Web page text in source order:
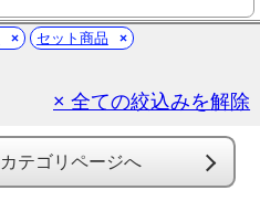
セット商品
× 全ての絞込みを解除
テゴリページへ